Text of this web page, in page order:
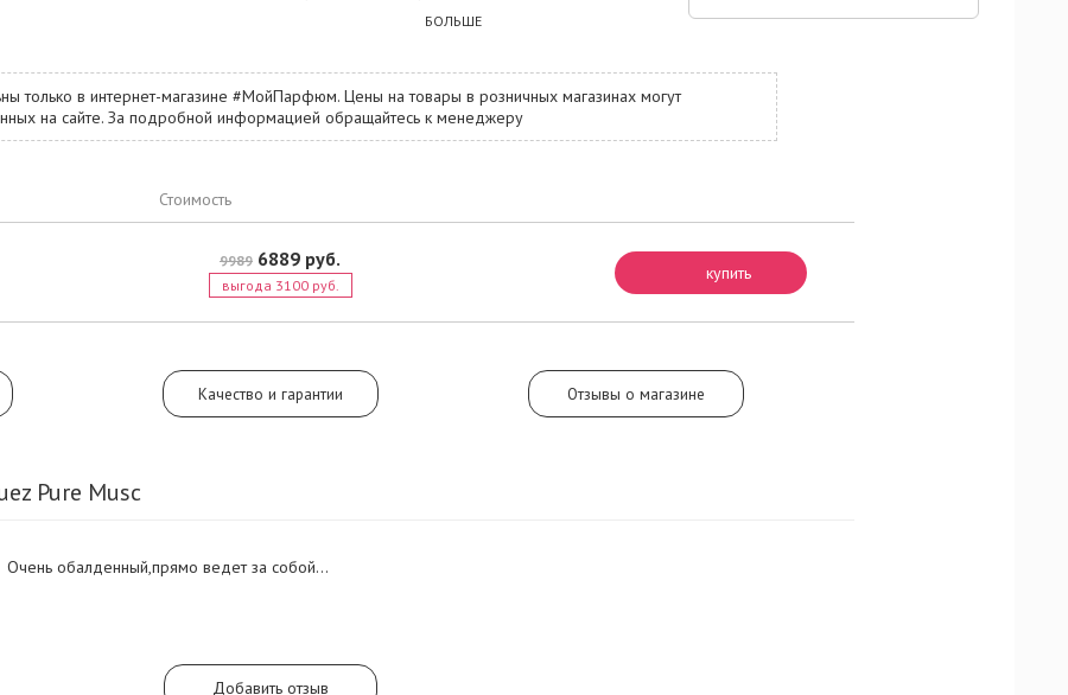
владелице уникальную возможность покорять
окружающих мужчин одним взглядом. Парфюм
состоялась в 2019 году, разливается по
строгим и элегантным флаконам, хорошо
заметным на парфюмерных полках. В мелодии
Pure Musc вы наверняка услышите россыпь
решено дополнить более актуальными
ванили, жасмина, иланг-иланга, флердоранжа и
мускуса.
БОЛЬШЕ
только в интернет-магазине #МойПарфюм. Цены на товары в розничных магазинах могут
на сайте. За подробной информацией обращайтесь к менеджеру
Стоимость
9989 6889 руб.
выгода 3100 руб.
купить
Качество и гарантии Отзывы о магазине
Pure Musc
Очень обалденный,прямо ведет за собой...
Добавить отзыв